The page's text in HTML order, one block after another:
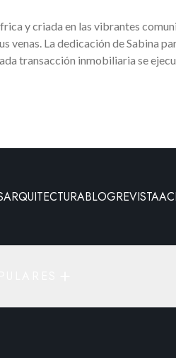
y criada en las vibrantes
venas. La dedicación de Sabina
transacción inmobiliaria se
ARQUITECTURABLOGREVISTA